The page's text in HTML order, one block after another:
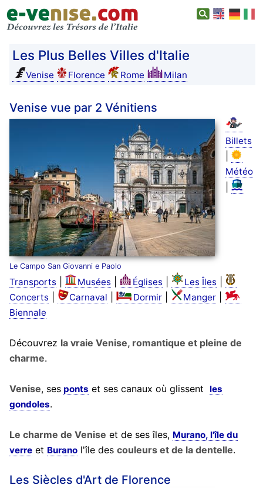
Les Plus Belles Villes d'Italie
Venise Florence Rome Milan
Venise vue par 2 Vénitiens
Le Campo San Giovanni e Paolo
Billets
|
Météo
|
Transports| Musées| Églises| Les Îles|
Concerts| Carnaval Dormir| Manger|
Biennale
Découvrez la vraie Venise, romantique et pleine de
charme.
Venise, ses ponts et ses canaux où glissent
les
gondoles.
Le charme de Venise et de ses îles, Murano, l'île du
verreet Buranol'île des couleurs et de la dentelle.
Les Siècles d'Art de Florence